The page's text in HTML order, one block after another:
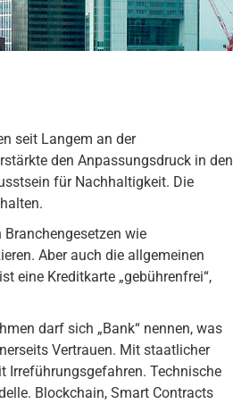
seit Langem an der
den Anpassungsdruck in den
für Nachhaltigkeit. Die
wie
Aber auch die allgemeinen
eine Kreditkarte „gebührenfrei“,
darf sich „Bank“ nennen, was
Vertrauen. Mit staatlicher
Irreführungsgefahren. Technische
Blockchain, Smart Contracts